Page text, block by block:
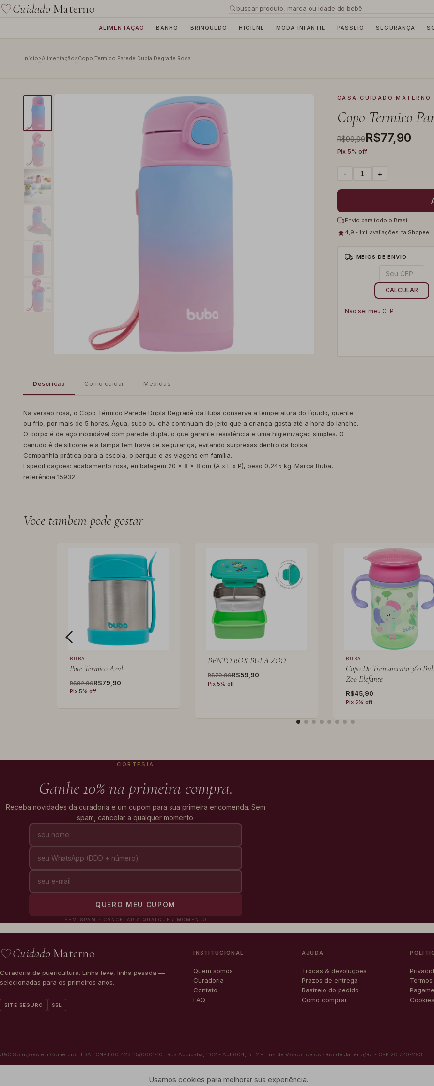
Cuidado Materno buscar produto, marca ou idade do bebê…
ALIMENTAÇÃO BANHO BRINQUEDO HIGIENE MODA INFANTIL PASSEIO SEGURANÇA
Usamos cookies para melhorar sua experiência.
Início>Alimentação>Copo Termico Parede Dupla Degrade Rosa
CASA CUIDADO MATERNO
Copo Termico
R$99,90R$77,90
Pix 5% off
- +
Envio para todo o Brasil
4,9 - 1mil avaliações na Shopee
MEIOS DE ENVIO
CALCULAR
Não sei meu CEP
Descricao Como cuidar Medidas
Na versão rosa, o Copo Térmico Parede Dupla Degradê da Buba conserva a temperatura do líquido, quente
ou frio, por mais de 5 horas. Água, suco ou chá continuam do jeito que a criança gosta até a hora do lanche.
O corpo é de aço inoxidável com parede dupla, o que garante resistência e uma higienização simples. O
canudo é de silicone e a tampa tem trava de segurança, evitando surpresas dentro da bolsa.
Companhia prática para a escola, o parque e as viagens em família.
Especificações: acabamento rosa, embalagem 20 x 8 x 8 cm (A x L x P), peso 0,245 kg. Marca Buba,
referência 15932.
Voce tambem pode gostar
BUBA
Pote Termico Azul
R$92,90R$79,90
Pix 5% off
BENTO BOX BUBA ZOO
R$79,90R$59,90
Pix 5% off
BUBA
Copo De Treinamento 360
Zoo Elefante
R$45,90
Pix 5% off
CORTESIA
Ganhe 10% na primeira compra.
Receba novidades da curadoria e um cupom para sua primeira encomenda. Sem
spam, cancelar a qualquer momento.
QUERO MEU CUPOM
SEM SPAM · CANCELAR A QUALQUER MOMENTO
Cuidado Materno
Curadoria de puericultura. Linha leve, linha pesada —
selecionadas para os primeiros anos.
SITE SEGURO SSL
INSTITUCIONAL
Quem somos
Curadoria
Contato
FAQ
AJUDA
Trocas & devoluções
Prazos de entrega
Rastreio do pedido
Como comprar
Cookies
J&C Soluções em Comércio LTDA · CNPJ 60.423.115/0001-10 · Rua Aquidabã, 1102 - Apt 604, Bl. 2 - Lins de Vasconcelos · Rio de Janeiro/RJ - CEP 20.720-293